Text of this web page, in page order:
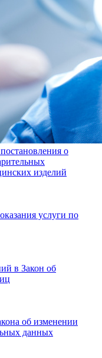
о
изделий
услуги по
в Закон об
об изменении
данных